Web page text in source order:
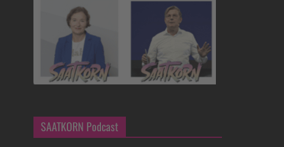
SAATKORN Podcast